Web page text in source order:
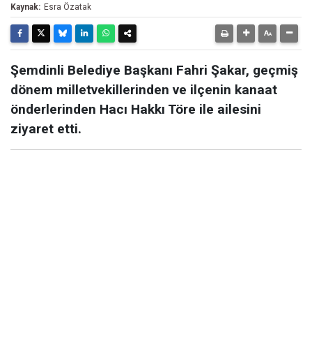
Kaynak: Esra Özatak
Şemdinli Belediye Başkanı Fahri Şakar, geçmiş
dönem milletvekillerinden ve ilçenin kanaat
önderlerinden Hacı Hakkı Töre ile ailesini
ziyaret etti.